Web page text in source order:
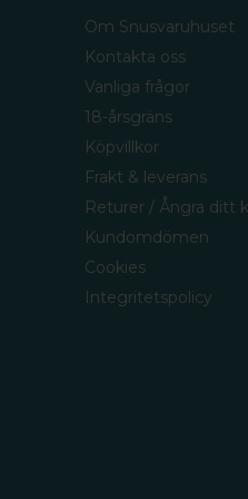
Om Snusvaruhuset
Kontakta oss
Vanliga frågor
18-årsgräns
Köpvillkor
Frakt & leverans
Returer / Ångra ditt
Kundomdömen
Cookies
Integritetspolicy